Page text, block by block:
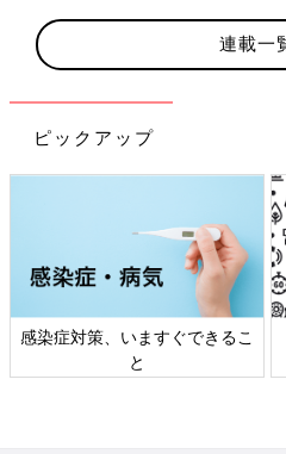
と考えてのことです」
東京ほどクリニックがたくさんあ
●竹内由恵「クリニック選びでは
す。私が通ったクリニックの先
だったので、安心できました。
生にすぐ相談。とことん聞いて
師との相性をはかるためにも、最
を運んでみるのもいいと思います
本腰を入れて妊活に臨んだ竹
ずはタイミング法にトライ！
連載一
ピックアップ
感染症対策、いますぐできるこ
と